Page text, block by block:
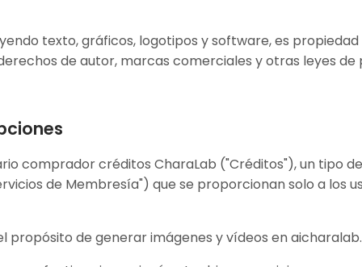
texto, gráficos, logotipos y software, es
de autor, marcas comerciales y otras leyes
comprador créditos CharaLab ("Créditos"), un tipo
de Membresía") que se proporcionan solo a los
propósito de generar imágenes y vídeos en